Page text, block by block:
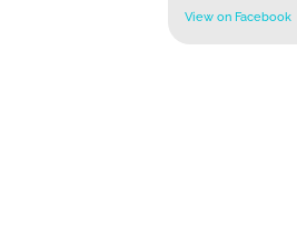
View on Facebook